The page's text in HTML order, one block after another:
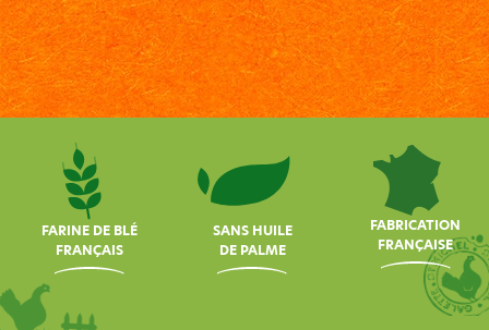
FARINE DE BLÉ
FRANÇAIS
SANS HUILE
DE PALME
FABRICATION
FRANÇAISE